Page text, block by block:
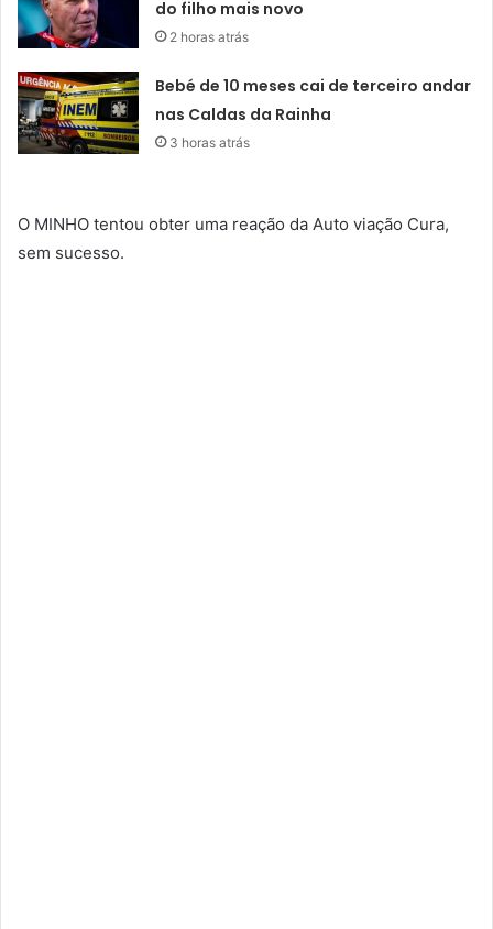
do filho mais novo
2 horas atrás
Bebé de 10 meses cai de terceiro andar
nas Caldas da Rainha
3 horas atrás
O MINHO tentou obter uma reação da Auto viação Cura,
sem sucesso.